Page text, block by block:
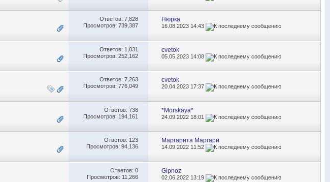
Ответов: 7,828
Просмотров: 739,387
Нюрка
16.08.2023 14:43
Ответов: 1,031
Просмотров: 252,162
cvetok
05.05.2023 14:08
Ответов: 7,263
Просмотров: 776,049
cvetok
20.04.2023 17:37
Ответов: 738
Просмотров: 194,161
*Morskaya*
24.09.2022 18:01
Ответов: 123
Просмотров: 94,136
Маргарита Маргари
14.09.2022 11:52
Ответов: 0
Просмотров: 11,266
Gipnoz
02.06.2022 13:19